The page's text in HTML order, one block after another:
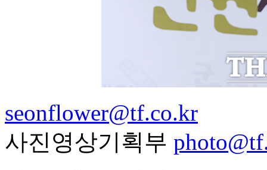
seonflower@tf.co.kr
사진영상기획부